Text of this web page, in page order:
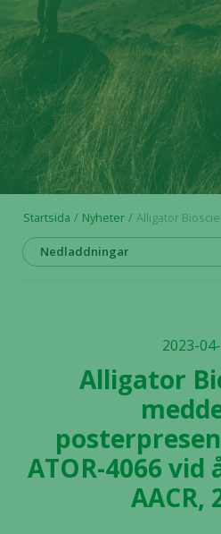
Startsida Nyheter Alligator Bioscience meddelar posterpresentation om ATOR-4066
Nedladdningar
2023-
Alligator
ATOR-4066
AACR,